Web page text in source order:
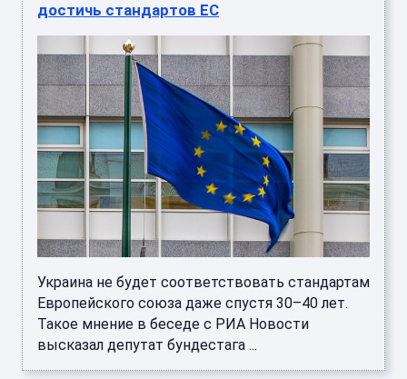
достичь стандартов ЕС
Украина не будет соответствовать стандартам
Европейского союза даже спустя 30–40 лет.
Такое мнение в беседе с РИА Новости
высказал депутат бундестага ...